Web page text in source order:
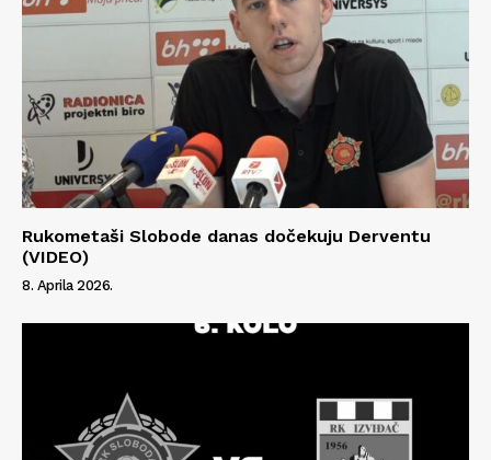
Rukometaši Slobode danas dočekuju Derventu
(VIDEO)
8. Aprila 2026.